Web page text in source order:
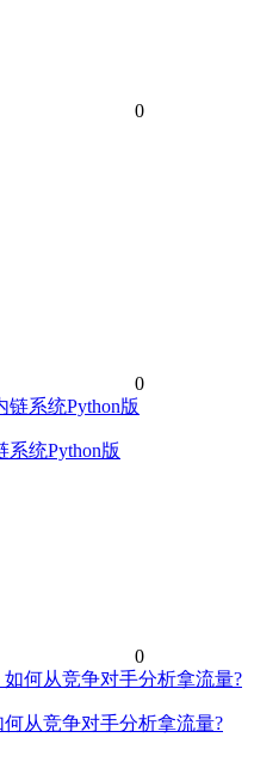
0
0
系统Python版
0
何从竞争对手分析拿流量?